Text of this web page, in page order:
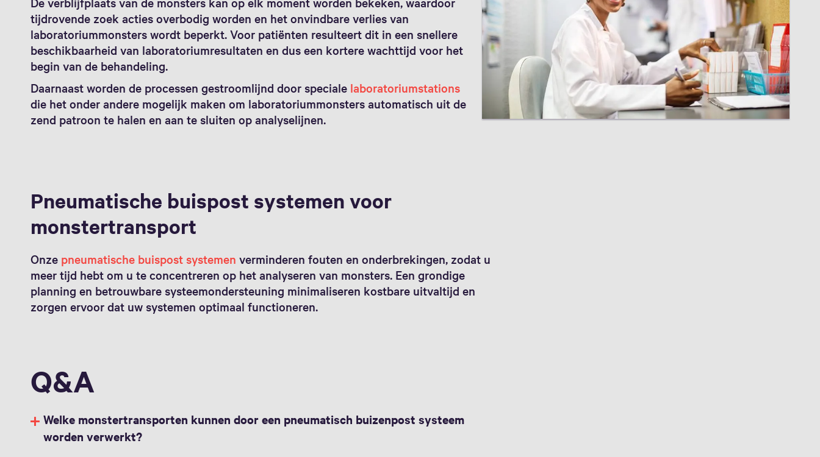
tijdrovende zoek acties overbodig worden en het onvindbare verlies van
laboratoriummonsters wordt beperkt. Voor patiënten resulteert dit in een snellere
beschikbaarheid van laboratoriumresultaten en dus een kortere wachttijd voor het
begin van de behandeling.
Daarnaast worden de processen gestroomlijnd door speciale laboratoriumstations
die het onder andere mogelijk maken om laboratoriummonsters automatisch uit de
zend patroon te halen en aan te sluiten op analyselijnen.
Pneumatische buispost systemen voor
monstertransport
Onze pneumatische buispost systemen verminderen fouten en onderbrekingen, zodat u
meer tijd hebt om u te concentreren op het analyseren van monsters. Een grondige
planning en betrouwbare systeemondersteuning minimaliseren kostbare uitvaltijd en
zorgen ervoor dat uw systemen optimaal functioneren.
Q&A
Welke monstertransporten kunnen door een pneumatisch buizenpost systeem
worden verwerkt?